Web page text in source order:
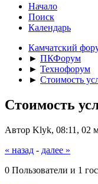
Начало
Поиск
Календарь
Камчатский
► ПКФорум
► Технофорум
► Стоимость
Стоимость
Автор Klyk, 08:11, 02
« назад - далее »
0 Пользователи и 1